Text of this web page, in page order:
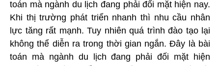
toán mà ngành du lịch đang phải đối mặt hiện nay.
Khi thị trường phát triển nhanh thì nhu cầu nhân
lực tăng rất mạnh. Tuy nhiên quá trình đào tạo lại
không thể diễn ra trong thời gian ngắn. Đây là bài
toán mà ngành du lịch đang phải đối mặt hiện